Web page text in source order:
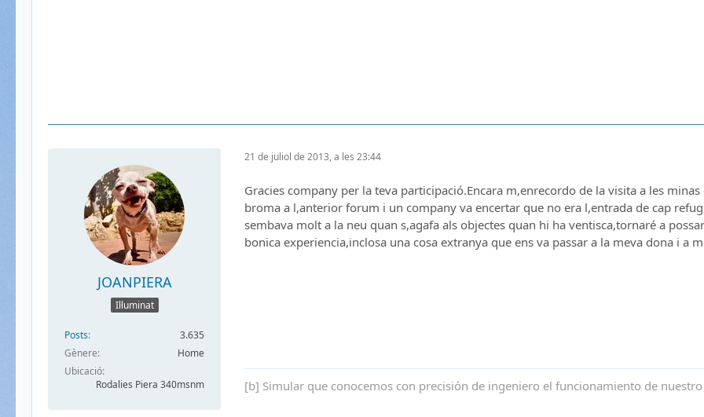
JOANPIERA
Il·luminat
Posts
3.635
Gènere
Home
Ubicació
Rodalies Piera 340msnm
21 de juliol de 2013, a les 23:44
Gracies company per la teva participació.Encara m,enrecordo de la visita a les
broma a l,anterior forum i un company va encertar que no era l,entrada de cap
sembava molt a la neu quan s,agafa als objectes quan hi ha ventisca,tornaré a
bonica experiencia,inclosa una cosa extranya que ens va passar a la meva dona i a
[b] Simular que conocemos con precisión de ingeniero el funcionamiento de